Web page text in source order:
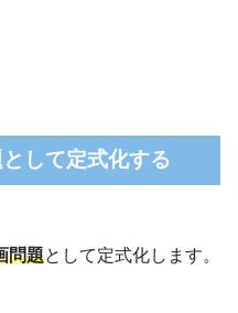
）は、人・
ら得られる結果を
して定式化する
問題として定式化します。